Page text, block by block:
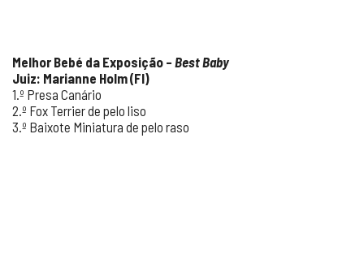
Melhor Bebé da Exposição – Best Baby
Juiz: Marianne Holm (FI)
1.º Presa Canário
2.º Fox Terrier de pelo liso
3.º Baixote Miniatura de pelo raso